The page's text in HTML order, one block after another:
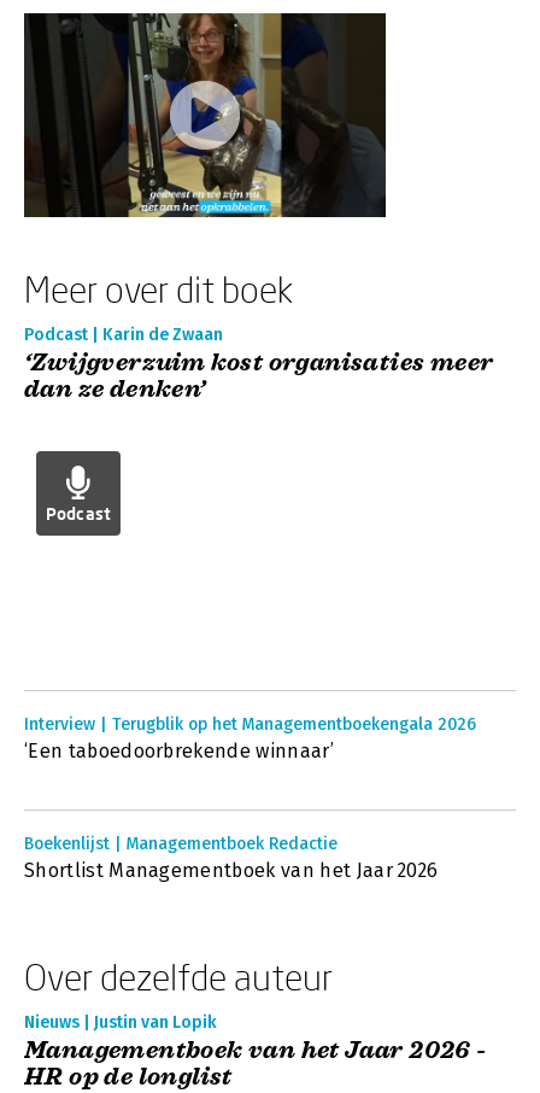
Meer over dit boek
Podcast | Karin de Zwaan
‘Zwijgverzuim kost organisaties meer
dan ze denken’
Podcast
Interview | Terugblik op het Managementboekengala 2026
‘Een taboedoorbrekende winnaar’
Boekenlijst | Managementboek Redactie
Shortlist Managementboek van het Jaar 2026
Over dezelfde auteur
Nieuws | Justin van Lopik
Managementboek van het Jaar 2026 -
HR op de longlist